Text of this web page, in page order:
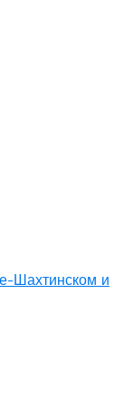
Шахтинском и